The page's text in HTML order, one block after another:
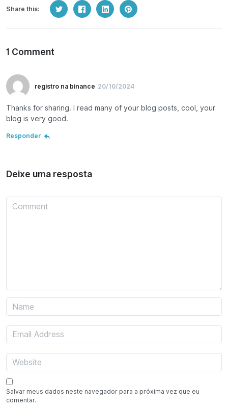
Share this:
1 Comment
registro na binance 20/10/2024
Thanks for sharing. I read many of your blog posts, cool, your
blog is very good.
Responder
Deixe uma resposta
Salvar meus dados neste navegador para a próxima vez que eu
comentar.